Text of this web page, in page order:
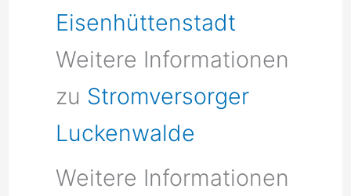
Eisenhüttenstadt
Weitere Informationen
zu Stromversorger
Luckenwalde
Weitere Informationen